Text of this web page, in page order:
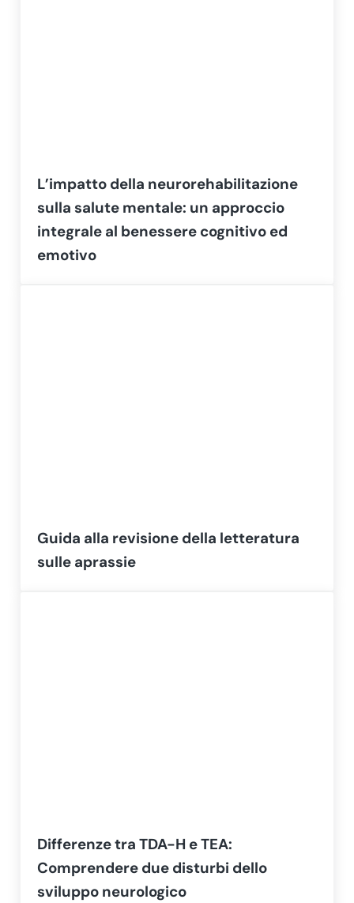
L’impatto della neurorehabilitazione
sulla salute mentale: un approccio
integrale al benessere cognitivo ed
emotivo
Guida alla revisione della letteratura
sulle aprassie
Differenze tra TDA-H e TEA:
Comprendere due disturbi dello
sviluppo neurologico